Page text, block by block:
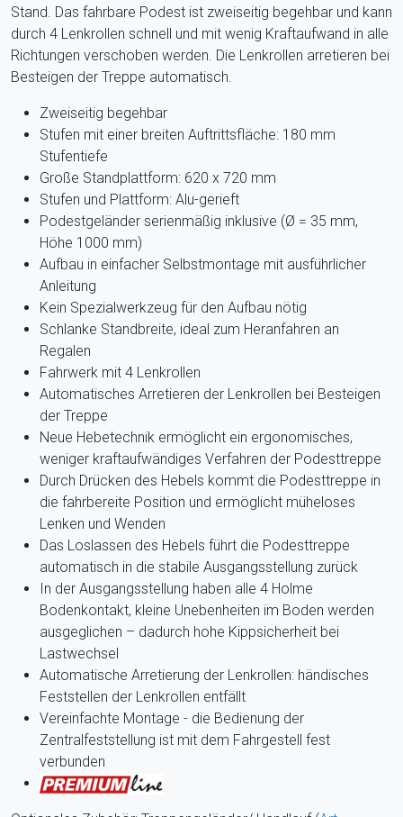
Stand. Das fahrbare Podest ist zweiseitig begehbar und kann
durch 4 Lenkrollen schnell und mit wenig Kraftaufwand in alle
Richtungen verschoben werden. Die Lenkrollen arretieren bei
Besteigen der Treppe automatisch.
Zweiseitig begehbar
Stufen mit einer breiten Auftrittsfläche: 180 mm
Stufentiefe
Große Standplattform: 620 x 720 mm
Stufen und Plattform: Alu-gerieft
Podestgeländer serienmäßig inklusive (Ø = 35 mm,
Höhe 1000 mm)
Aufbau in einfacher Selbstmontage mit ausführlicher
Anleitung
Kein Spezialwerkzeug für den Aufbau nötig
Schlanke Standbreite, ideal zum Heranfahren an
Regalen
Fahrwerk mit 4 Lenkrollen
Automatisches Arretieren der Lenkrollen bei Besteigen
der Treppe
Neue Hebetechnik ermöglicht ein ergonomisches,
weniger kraftaufwändiges Verfahren der Podesttreppe
Durch Drücken des Hebels kommt die Podesttreppe in
die fahrbereite Position und ermöglicht müheloses
Lenken und Wenden
Das Loslassen des Hebels führt die Podesttreppe
automatisch in die stabile Ausgangsstellung zurück
In der Ausgangsstellung haben alle 4 Holme
Bodenkontakt, kleine Unebenheiten im Boden werden
ausgeglichen – dadurch hohe Kippsicherheit bei
Lastwechsel
Automatische Arretierung der Lenkrollen: händisches
Feststellen der Lenkrollen entfällt
Vereinfachte Montage - die Bedienung der
Zentralfeststellung ist mit dem Fahrgestell fest
verbunden